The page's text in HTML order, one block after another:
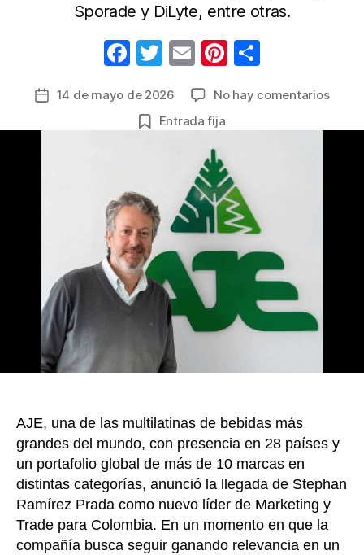
Sporade y DiLyte, entre otras.
F
c
e
o
k
T
itt
er
E
ail
Pi
er
e
m
p
Fecha
la
14 de mayo de 2026 No hay comentariosen
Entrada fija
AJE, una de las multilatinas de bebidas más
grandes del mundo, con presencia en 28 países y
un portafolio global de más de 10 marcas en
distintas categorías, anunció la llegada de Stephan
Ramírez Prada como nuevo líder de Marketing y
Trade para Colombia. En un momento en que la
compañía busca seguir ganando relevancia en un